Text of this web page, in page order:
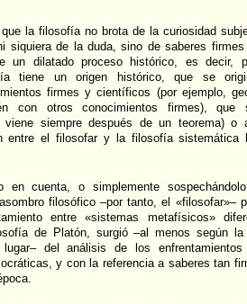
que la filosofía no brota de la curiosidad
siquiera de la duda, sino de saberes firmes
un dilatado proceso histórico, es decir,
tiene un origen histórico, que se
firmes y científicos (por ejemplo,
con otros conocimientos firmes), que
siempre después de un teorema) o
entre el filosofar y la filosofía sistemática
en cuenta, o simplemente
filosófico –por tanto, el «filosofar»–
entre «sistemas metafísicos»
de Platón, surgió –al menos según
del análisis de los
y con la referencia a saberes tan